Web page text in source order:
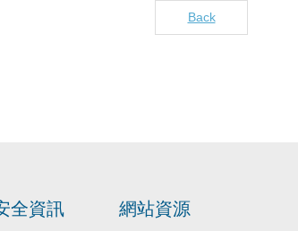
Back
全資訊 網站資源